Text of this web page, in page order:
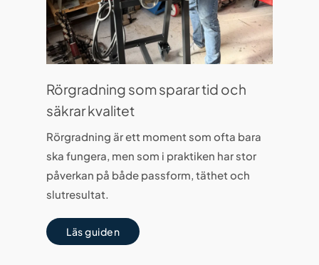
Rörgradning som sparar tid och
säkrar kvalitet
Rörgradning är ett moment som ofta bara
ska fungera, men som i praktiken har stor
påverkan på både passform, täthet och
slutresultat.
Läs guiden